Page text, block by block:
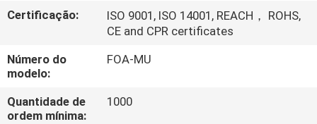
EXCURSÃO
FÁBRICA
CONTROLE
Certificação:
ISO 9001, ISO 14001, REACH， ROHS,
CE and CPR certificates
Número do
modelo:
FOA-MU
Quantidade de
ordem mínima:
1000